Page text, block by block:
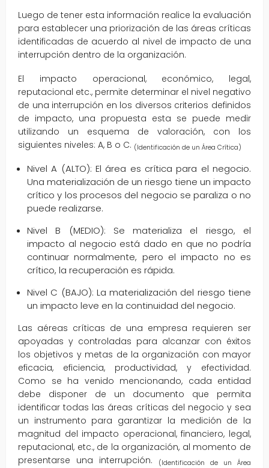
Luego de tener esta información realice la evaluación
para establecer una priorización de las áreas críticas
identificadas de acuerdo al nivel de impacto de una
interrupción dentro de la organización.
El impacto operacional, económico, legal,
reputacional etc., permite determinar el nivel negativo
de una interrupción en los diversos criterios definidos
de impacto, una propuesta esta se puede medir
utilizando un esquema de valoración, con los
siguientes niveles: A, B o C. (Identificación de un Área Crítica)
Nivel A (ALTO): El área es crítica para el negocio.
Una materialización de un riesgo tiene un impacto
crítico y los procesos del negocio se paraliza o no
puede realizarse.
Nivel B (MEDIO): Se materializa el riesgo, el
impacto al negocio está dado en que no podría
continuar normalmente, pero el impacto no es
crítico, la recuperación es rápida.
Nivel C (BAJO): La materialización del riesgo tiene
un impacto leve en la continuidad del negocio.
Las aéreas críticas de una empresa requieren ser
apoyadas y controladas para alcanzar con éxitos
los objetivos y metas de la organización con mayor
eficacia, eficiencia, productividad, y efectividad.
Como se ha venido mencionando, cada entidad
debe disponer de un documento que permita
identificar todas las áreas críticas del negocio y sea
un instrumento para garantizar la medición de la
magnitud del impacto operacional, financiero, legal,
reputacional, etc., de la organización, al momento de
presentarse una interrupción.
(Identificación de un Área